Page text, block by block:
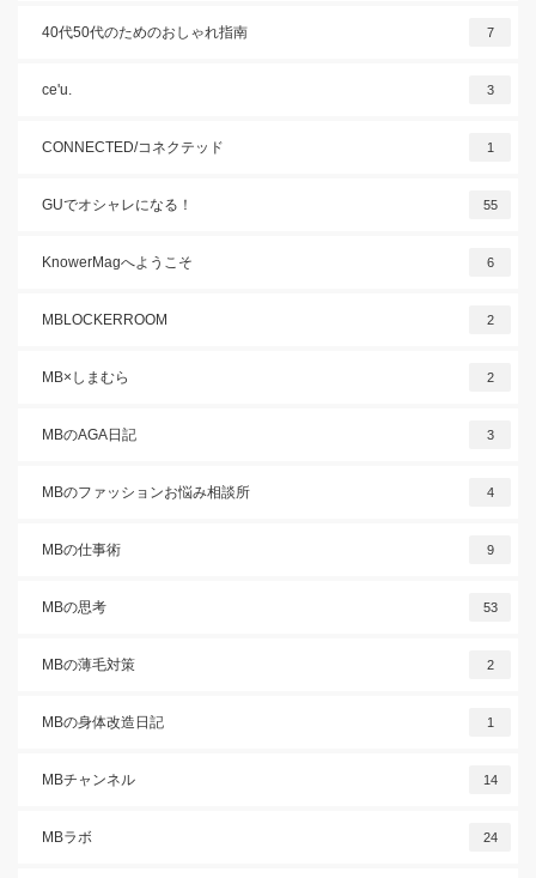
40代50代のためのおしゃれ指南 7
ce'u. 3
CONNECTED/コネクテッド 1
GUでオシャレになる！ 55
KnowerMagへようこそ 6
MBLOCKERROOM 2
MB×しまむら 2
MBのAGA日記 3
MBのファッションお悩み相談所 4
MBの仕事術 9
MBの思考 53
MBの薄毛対策 2
MBの身体改造日記 1
MBチャンネル 14
MBラボ 24